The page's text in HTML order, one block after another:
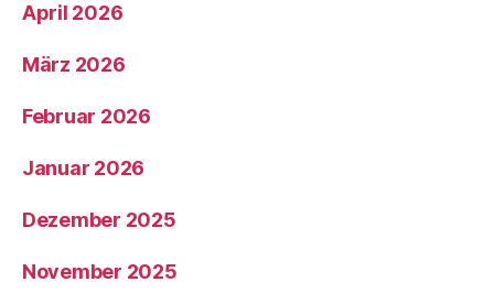
April 2026
März 2026
Februar 2026
Januar 2026
Dezember 2025
November 2025